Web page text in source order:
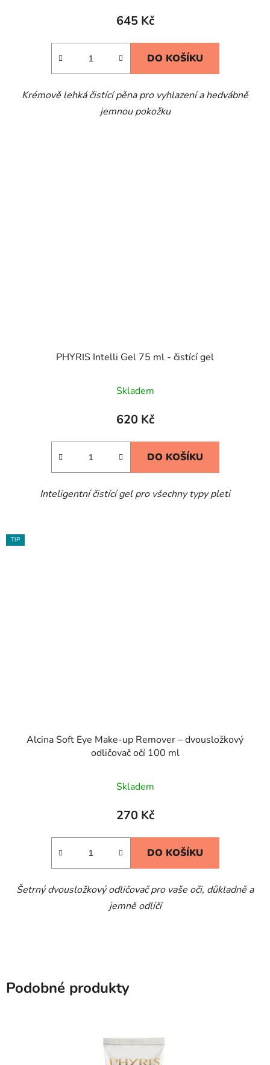
645 Kč
DO KOŠÍKU
Krémově lehká čistící pěna pro vyhlazení a hedvábně
jemnou pokožku
PHYRIS Intelli Gel 75 ml - čistící gel
Skladem
620 Kč
DO KOŠÍKU
Inteligentní čistící gel pro všechny typy pleti
TIP
Alcina Soft Eye Make-up Remover – dvousložkový
odličovač očí 100 ml
Skladem
270 Kč
DO KOŠÍKU
Šetrný dvousložkový odličovač pro vaše oči, důkladně a
jemně odlíčí
Podobné produkty